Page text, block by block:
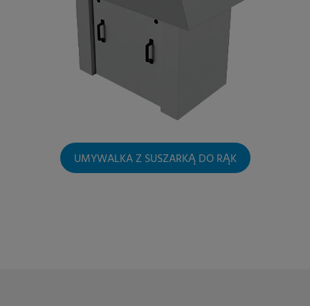
UMYWALKA Z SUSZARKĄ DO RĄK